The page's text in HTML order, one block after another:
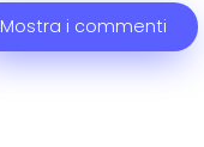
Mostra i commenti